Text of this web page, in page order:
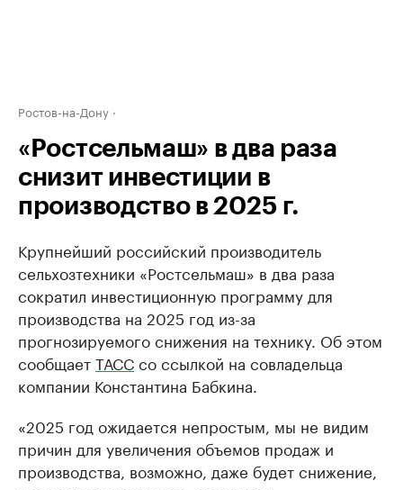
Ростов-на-Дону
«Ростсельмаш» в два раза
снизит инвестиции в
производство в 2025 г.
Крупнейший российский производитель
сельхозтехники «Ростсельмаш» в два раза
сократил инвестиционную программу для
производства на 2025 год из-за
прогнозируемого снижения на технику. Об этом
сообщаетТАССсо ссылкой на совладельца
компании Константина Бабкина.
«2025 год ожидается непростым, мы не видим
причин для увеличения объемов продаж и
производства, возможно, даже будет снижение,